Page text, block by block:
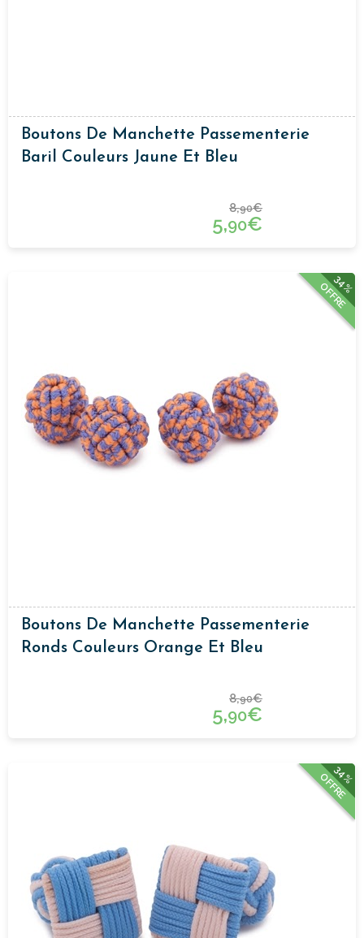
Boutons De Manchette Passementerie
Baril Couleurs Jaune Et Bleu
8,90€
5,90€
34%
OFFRE
Boutons De Manchette Passementerie
Ronds Couleurs Orange Et Bleu
8,90€
5,90€
34%
OFFRE